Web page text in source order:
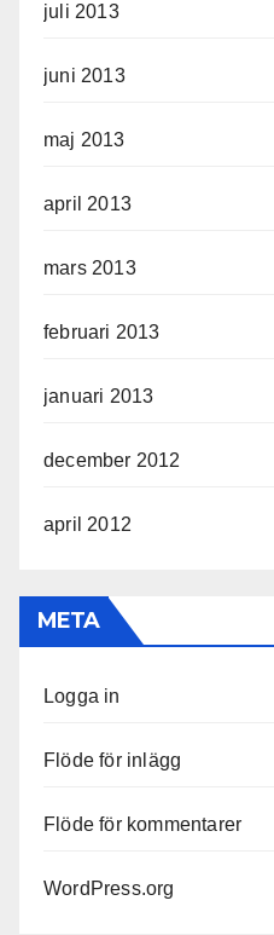
juli 2013
juni 2013
maj 2013
april 2013
mars 2013
februari 2013
januari 2013
december 2012
april 2012
META
Logga in
Flöde för inlägg
Flöde för kommentarer
WordPress.org